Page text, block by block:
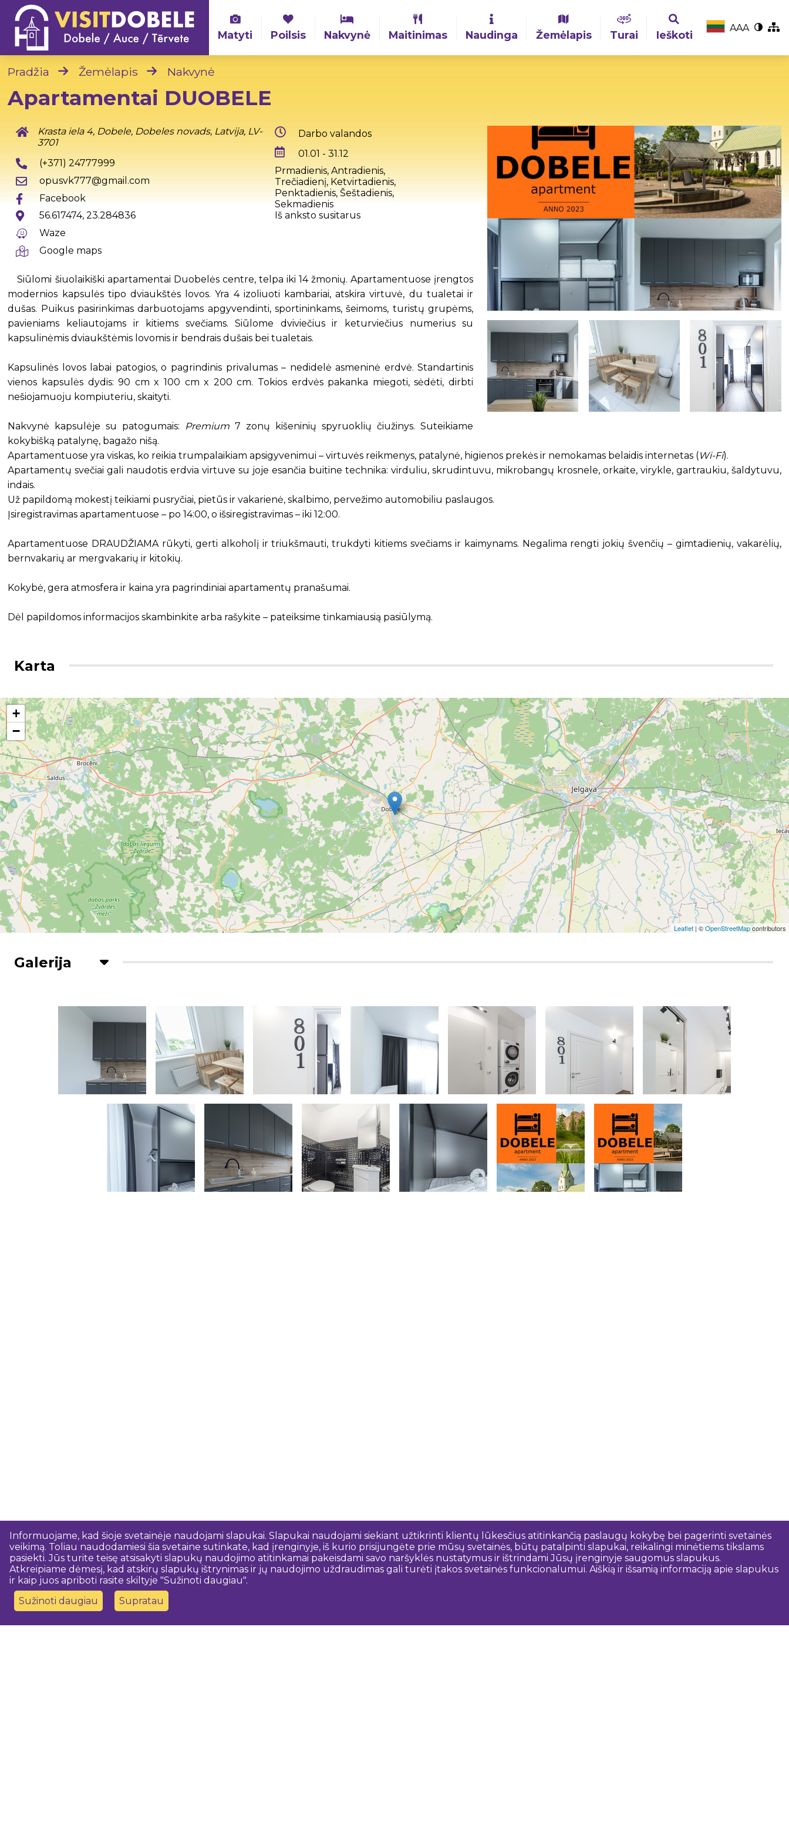
Matyti Poilsis Nakvynė Maitinimas Naudinga Žemėlapis Turai Ieškoti
AAA
Pradžia Žemėlapis Nakvynė
Apartamentai DUOBELE
Informuojame, kad šioje svetainėje naudojami slapukai. Slapukai naudojami siekiant užtikrinti klientų lūkesčius atitinkančią paslaugų kokybę bei pagerinti svetainės
veikimą. Toliau naudodamiesi šia svetaine sutinkate, kad įrenginyje, iš kurio prisijungėte prie mūsų svetainės, būtų patalpinti slapukai, reikalingi minėtiems tikslams
pasiekti. Jūs turite teisę atsisakyti slapukų naudojimo atitinkamai pakeisdami savo naršyklės nustatymus ir ištrindami Jūsų įrenginyje saugomus slapukus.
Atkreipiame dėmesį, kad atskirų slapukų ištrynimas ir jų naudojimo uždraudimas gali turėti įtakos svetainės funkcionalumui. Aiškią ir išsamią informaciją apie slapukus
ir kaip juos apriboti rasite skiltyje "Sužinoti daugiau".
Sužinoti daugiau
Supratau
Krasta iela 4, Dobele, Dobeles novads, Latvija, LV-
3701
(+371) 24777999
opusvk777@gmail.com
Facebook
56.617474, 23.284836
Waze
Google maps
Darbo valandos
01.01 - 31.12
Prmadienis, Antradienis,
Trečiadienį, Ketvirtadienis,
Penktadienis, Šeštadienis,
Sekmadienis
Iš anksto susitarus
Siūlomi šiuolaikiški apartamentai Duobelės centre, telpa iki 14 žmonių. Apartamentuose įrengtos
modernios kapsulės tipo dviaukštės lovos. Yra 4 izoliuoti kambariai, atskira virtuvė, du tualetai ir
dušas. Puikus pasirinkimas darbuotojams apgyvendinti, sportininkams, šeimoms, turistų grupėms,
pavieniams keliautojams ir kitiems svečiams. Siūlome dviviečius ir keturviečius numerius su
kapsulinėmis dviaukštėmis lovomis ir bendrais dušais bei tualetais.
Kapsulinės lovos labai patogios, o pagrindinis privalumas – nedidelė asmeninė erdvė. Standartinis
vienos kapsulės dydis: 90 cm x 100 cm x 200 cm. Tokios erdvės pakanka miegoti, sėdėti, dirbti
nešiojamuoju kompiuteriu, skaityti.
Nakvynė kapsulėje su patogumais: Premium7 zonų kišeninių spyruoklių čiužinys. Suteikiame
kokybišką patalynę, bagažo nišą.
Apartamentuose yra viskas, ko reikia trumpalaikiam apsigyvenimui – virtuvės reikmenys, patalynė, higienos prekės ir nemokamas belaidis internetas (Wi-Fi).
Apartamentų svečiai gali naudotis erdvia virtuve su joje esančia buitine technika: virduliu, skrudintuvu, mikrobangų krosnele, orkaite, virykle, gartraukiu, šaldytuvu,
indais.
Už papildomą mokestį teikiami pusryčiai, pietūs ir vakarienė, skalbimo, pervežimo automobiliu paslaugos.
Įsiregistravimas apartamentuose – po 14:00, o išsiregistravimas – iki 12:00.
Apartamentuose DRAUDŽIAMA rūkyti, gerti alkoholį ir triukšmauti, trukdyti kitiems svečiams ir kaimynams. Negalima rengti jokių švenčių – gimtadienių, vakarėlių,
bernvakarių ar mergvakarių ir kitokių.
Kokybė, gera atmosfera ir kaina yra pagrindiniai apartamentų pranašumai.
Dėl papildomos informacijos skambinkite arba rašykite – pateiksime tinkamiausią pasiūlymą.
Karta
+
−
Leaflet | ©OpenStreetMapcontributors
Galerija